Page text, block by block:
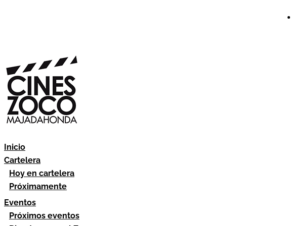
Inicio
Cartelera
Hoy en cartelera
Próximamente
Eventos
Próximos eventos